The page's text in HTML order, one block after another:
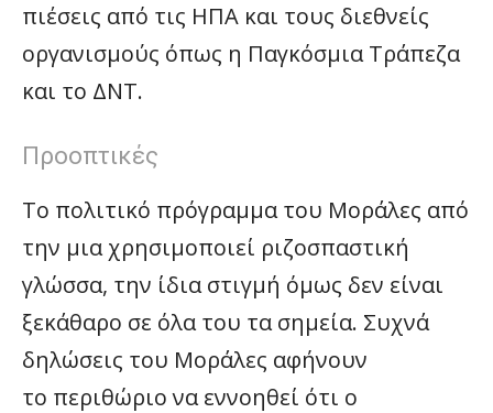
πιέσεις από τις ΗΠΑ και τους διεθνείς
οργανισμούς όπως η Παγκόσμια Τράπεζα
και το ΔΝΤ.
Προοπτικές
Το πολιτικό πρόγραμμα του Μοράλες από
την μια χρησιμοποιεί ριζοσπαστική
γλώσσα, την ίδια στιγμή όμως δεν είναι
ξεκάθαρο σε όλα του τα σημεία. Συχνά
δηλώσεις του Μοράλες αφήνουν
το περιθώριο να εννοηθεί ότι ο